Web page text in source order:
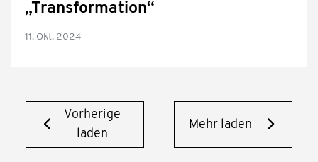
„Transformation“
11. Okt. 2024
Vorherige
laden
Mehr laden